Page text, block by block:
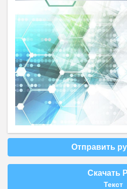
Отправить
Скачать
Текст